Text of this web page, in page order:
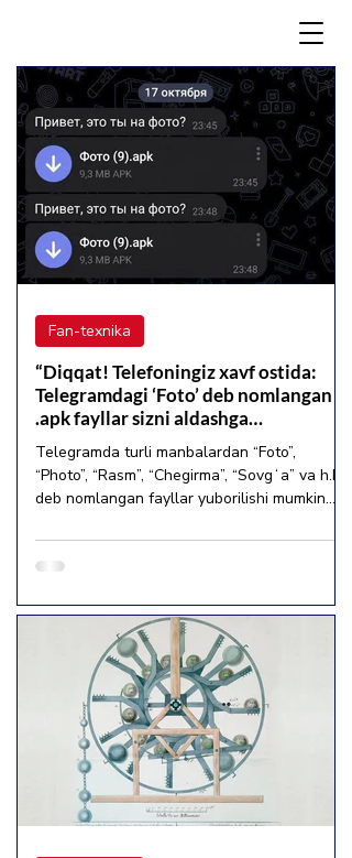
“Diqqat! Telefoningiz xavf ostida:
Telegramdagi ‘Foto’ deb nomlangan
.apk fayllar sizni aldashga
urinmoqda!”
Telegramda turli manbalardan “Foto”,
“Photo”, “Rasm”, “Chegirma”, “Sovgʻa” va h.k.
deb nomlangan fayllar yuborilishi mumkin.
Android ilovasi paketi; demak, u tasvir emas,
balki o‘rnatiluvchi dastur. Bunday fayllar
mumkin — ular qurilmadan ma’lumot
o‘g‘irlashi, pul o‘tkazmalari yuborishi yoki
telefonning normal ishlashiga zarar
yetkazishi mumkin. Qanday usullar bilan
firibgarlar ishlashi mu
Fan-texnika